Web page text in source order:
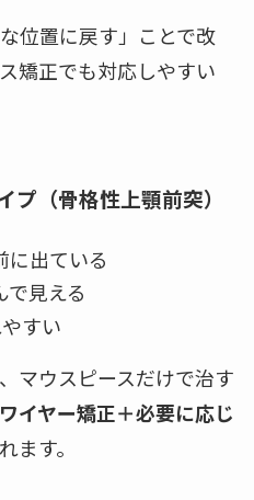
位置に戻す」ことで改
矯正でも対応しやすい
（骨格性上顎前突）
に出ている
見える
すい
マウスピースだけで治す
ワイヤー矯正＋必要に応じ
ます。